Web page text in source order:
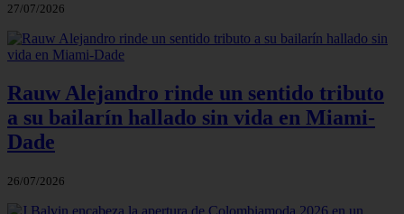
27/07/2026
Rauw Alejandro rinde un sentido tributo
a su bailarín hallado sin vida en Miami-
Dade
26/07/2026